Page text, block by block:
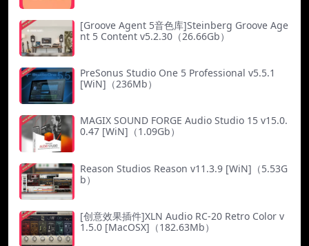
[Groove Agent 5音色库]Steinberg Groove Age
nt 5 Content v5.2.30（26.66Gb）
PreSonus Studio One 5 Professional v5.5.1
[WiN]（236Mb）
MAGIX SOUND FORGE Audio Studio 15 v15.0.
0.47 [WiN]（1.09Gb）
Reason Studios Reason v11.3.9 [WiN]（5.53G
b）
[创意效果插件]XLN Audio RC-20 Retro Color v
1.5.0 [MacOSX]（182.63Mb）